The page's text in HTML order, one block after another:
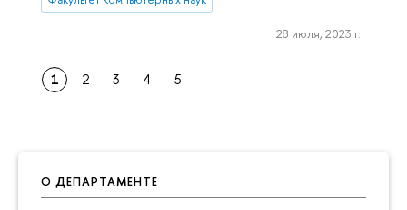
О ДЕПАРТАМЕНТЕ
28 июля, 2023 г.
1 2 3 4 5